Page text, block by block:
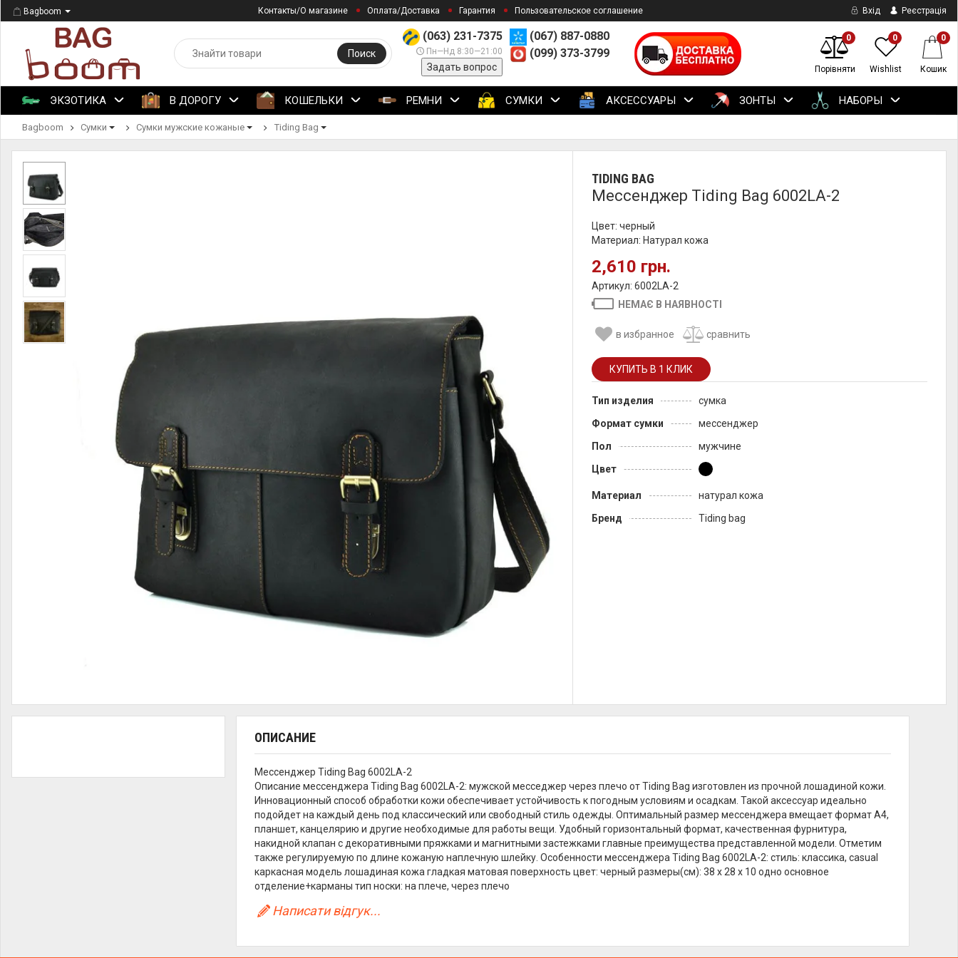
Bagboom Контакты/О магазине Оплата/Доставка Гарантия Пользовательское соглашение Вхід Реєстрація
(063) 231-7375
Пн—Нд 8:30—21:00
Задать вопрос
(067) 887-0880
(099) 373-3799
Поиск
0
Порівняти
0
Wishlist
0
Кошик
ЭКЗОТИКА В ДОРОГУ КОШЕЛЬКИ РЕМНИ СУМКИ АКСЕССУАРЫ ЗОНТЫ НАБОРЫ
Bagboom Сумки Сумки мужские кожаные Tiding Bag
TIDING BAG
Мессенджер Tiding Bag 6002LA-2
Цвет: черный
Материал: Натурал кожа
2,610 грн.
Артикул: 6002LA-2
НЕМАЄ В НАЯВНОСТІ
в избранное сравнить
Тип изделия
сумка
Формат сумки
мессенджер
Пол
мужчине
Цвет
Материал
натурал кожа
Бренд
Tiding bag
ОПИСАНИЕ
Мессенджер Tiding Bag 6002LA-2
Описание мессенджера Tiding Bag 6002LA-2: мужской месседжер через плечо от Tiding Bag изготовлен из прочной лошадиной кожи.
Инновационный способ обработки кожи обеспечивает устойчивость к погодным условиям и осадкам. Такой аксессуар идеально
подойдет на каждый день под классический или свободный стиль одежды. Оптимальный размер мессенджера вмещает формат А4,
планшет, канцелярию и другие необходимые для работы вещи. Удобный горизонтальный формат, качественная фурнитура,
накидной клапан с декоративными пряжками и магнитными застежками главные преимущества представленной модели. Отметим
также регулируемую по длине кожаную наплечную шлейку. Особенности мессенджера Tiding Bag 6002LA-2: стиль: классика, casual
каркасная модель лошадиная кожа гладкая матовая поверхность цвет: черный размеры(см): 38 х 28 х 10 одно основное
отделение+карманы тип носки: на плече, через плечо
Написати відгук...